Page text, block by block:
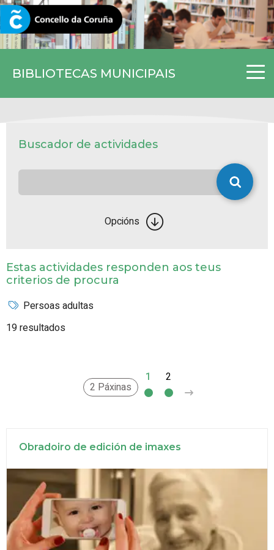
BIBLIOTECAS MUNICIPAIS
CORUNA.GAL
Buscador de actividades
Opcións
Estas actividades responden aos teus
criterios de procura
Persoas adultas
19 resultados
2 Páxinas
1 2
Obradoiro de edición de imaxes